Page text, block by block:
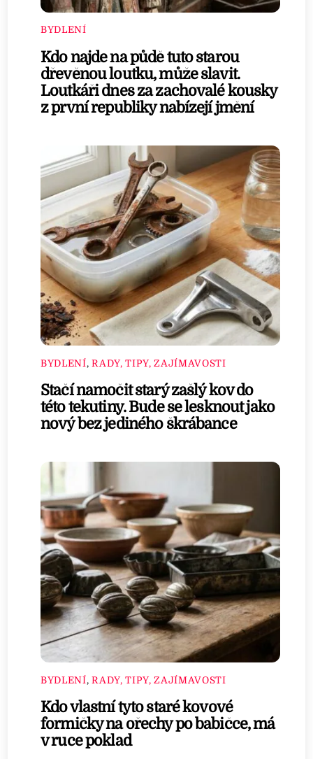
BYDLENÍ
Kdo najde na půdě tuto starou
dřevěnou loutku, může slavit.
Loutkáři dnes za zachovalé kousky
z první republiky nabízejí jmění
BYDLENÍ,RADY, TIPY, ZAJÍMAVOSTI
Stačí namočit starý zašlý kov do
této tekutiny. Bude se lesknout jako
nový bez jediného škrábance
BYDLENÍ,RADY, TIPY, ZAJÍMAVOSTI
Kdo vlastní tyto staré kovové
formičky na ořechy po babičce, má
v ruce poklad